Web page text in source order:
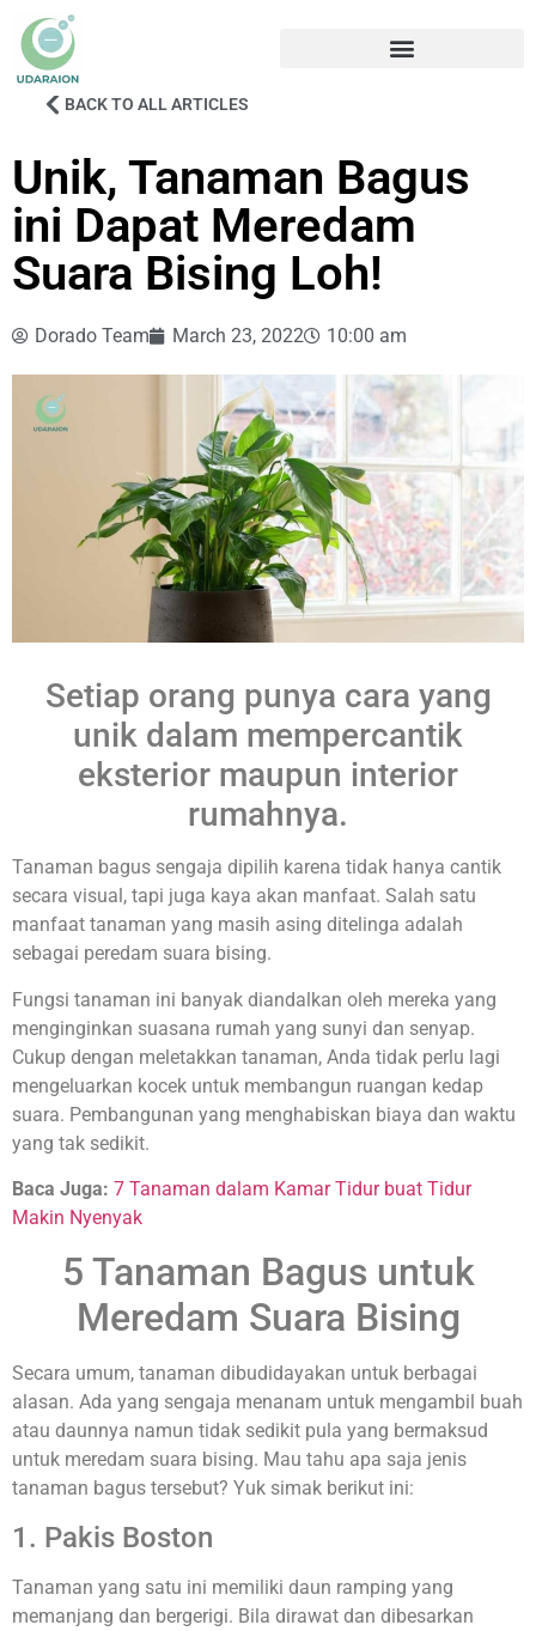
BACK TO ALL ARTICLES
Unik, Tanaman Bagus
ini Dapat Meredam
Suara Bising Loh!
Dorado Team March 23, 2022 10:00 am
Setiap orang punya cara yang
unik dalam mempercantik
eksterior maupun interior
rumahnya.
Tanaman bagus sengaja dipilih karena tidak hanya cantik
secara visual, tapi juga kaya akan manfaat. Salah satu
manfaat tanaman yang masih asing ditelinga adalah
sebagai peredam suara bising.
Fungsi tanaman ini banyak diandalkan oleh mereka yang
menginginkan suasana rumah yang sunyi dan senyap.
Cukup dengan meletakkan tanaman, Anda tidak perlu lagi
mengeluarkan kocek untuk membangun ruangan kedap
suara. Pembangunan yang menghabiskan biaya dan waktu
yang tak sedikit.
Baca Juga: 7 Tanaman dalam Kamar Tidur buat Tidur
Makin Nyenyak
5 Tanaman Bagus untuk
Meredam Suara Bising
Secara umum, tanaman dibudidayakan untuk berbagai
alasan. Ada yang sengaja menanam untuk mengambil buah
atau daunnya namun tidak sedikit pula yang bermaksud
untuk meredam suara bising. Mau tahu apa saja jenis
tanaman bagus tersebut? Yuk simak berikut ini:
1. Pakis Boston
Tanaman yang satu ini memiliki daun ramping yang
memanjang dan bergerigi. Bila dirawat dan dibesarkan